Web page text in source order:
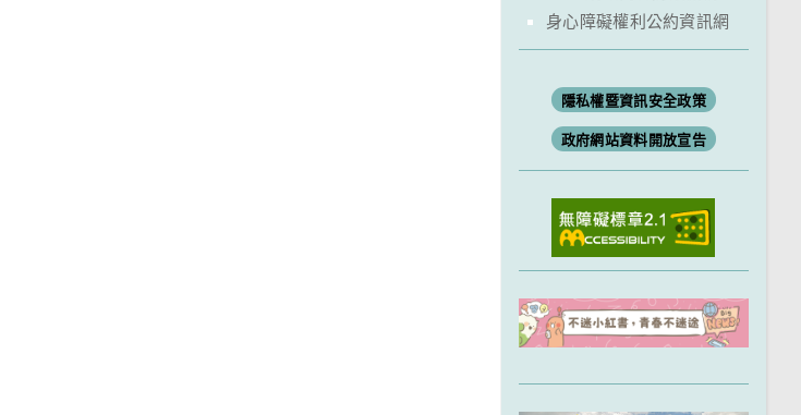
身心障礙權利公約資訊網
隱私權暨資訊安全政策
政府網站資料開放宣告